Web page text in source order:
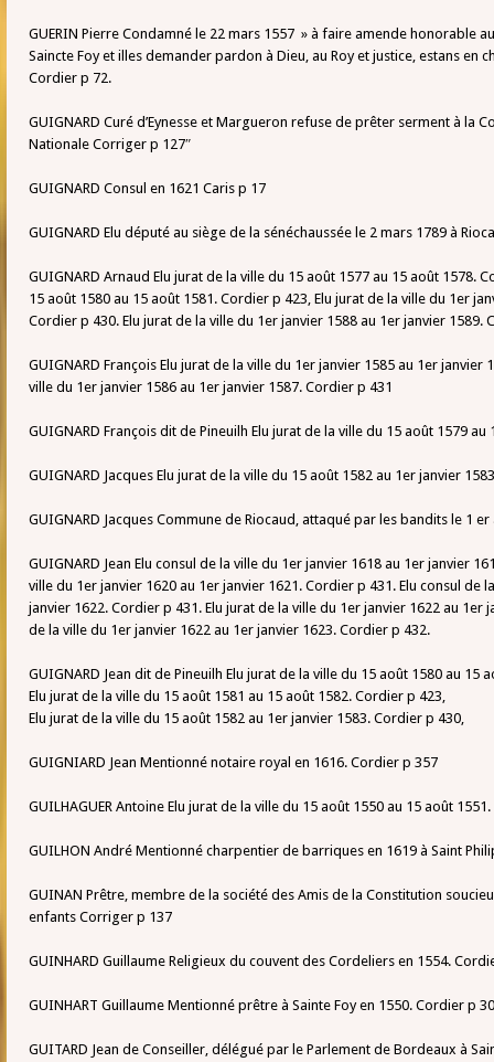
GUERIN Pierre Condamné le 22 mars 1557 » à faire amende honorable
Saincte Foy et illes demander pardon à Dieu, au Roy et justice, estans en
Cordier p 72.
GUIGNARD Curé d’Eynesse et Margueron refuse de prêter serment à la
Nationale Corriger p 127″
GUIGNARD Consul en 1621 Caris p 17
GUIGNARD Elu député au siège de la sénéchaussée le 2 mars 1789 à
GUIGNARD Arnaud Elu jurat de la ville du 15 août 1577 au 15 août 1578.
15 août 1580 au 15 août 1581. Cordier p 423, Elu jurat de la ville du 1er
Cordier p 430. Elu jurat de la ville du 1er janvier 1588 au 1er janvier 1589.
GUIGNARD François Elu jurat de la ville du 1er janvier 1585 au 1er janvier
ville du 1er janvier 1586 au 1er janvier 1587. Cordier p 431
GUIGNARD François dit de Pineuilh Elu jurat de la ville du 15 août 1579
GUIGNARD Jacques Elu jurat de la ville du 15 août 1582 au 1er janvier
GUIGNARD Jacques Commune de Riocaud, attaqué par les bandits le 1
GUIGNARD Jean Elu consul de la ville du 1er janvier 1618 au 1er janvier
ville du 1er janvier 1620 au 1er janvier 1621. Cordier p 431. Elu consul de
janvier 1622. Cordier p 431. Elu jurat de la ville du 1er janvier 1622 au 1er
de la ville du 1er janvier 1622 au 1er janvier 1623. Cordier p 432.
GUIGNARD Jean dit de Pineuilh Elu jurat de la ville du 15 août 1580 au 15
Elu jurat de la ville du 15 août 1581 au 15 août 1582. Cordier p 423,
Elu jurat de la ville du 15 août 1582 au 1er janvier 1583. Cordier p 430,
GUIGNIARD Jean Mentionné notaire royal en 1616. Cordier p 357
GUILHAGUER Antoine Elu jurat de la ville du 15 août 1550 au 15 août
GUILHON André Mentionné charpentier de barriques en 1619 à Saint
GUINAN Prêtre, membre de la société des Amis de la Constitution
enfants Corriger p 137
GUINHARD Guillaume Religieux du couvent des Cordeliers en 1554.
GUINHART Guillaume Mentionné prêtre à Sainte Foy en 1550. Cordier p
GUITARD Jean de Conseiller, délégué par le Parlement de Bordeaux à